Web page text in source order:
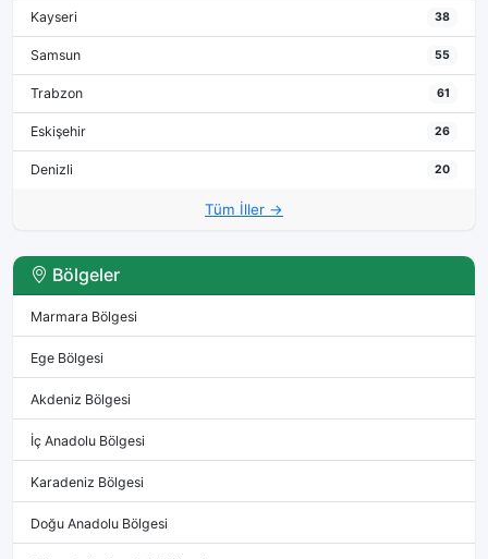
Kayseri 38
Samsun 55
Trabzon 61
Eskişehir 26
Denizli 20
Tüm İller →
Bölgeler
Marmara Bölgesi
Ege Bölgesi
Akdeniz Bölgesi
İç Anadolu Bölgesi
Karadeniz Bölgesi
Doğu Anadolu Bölgesi